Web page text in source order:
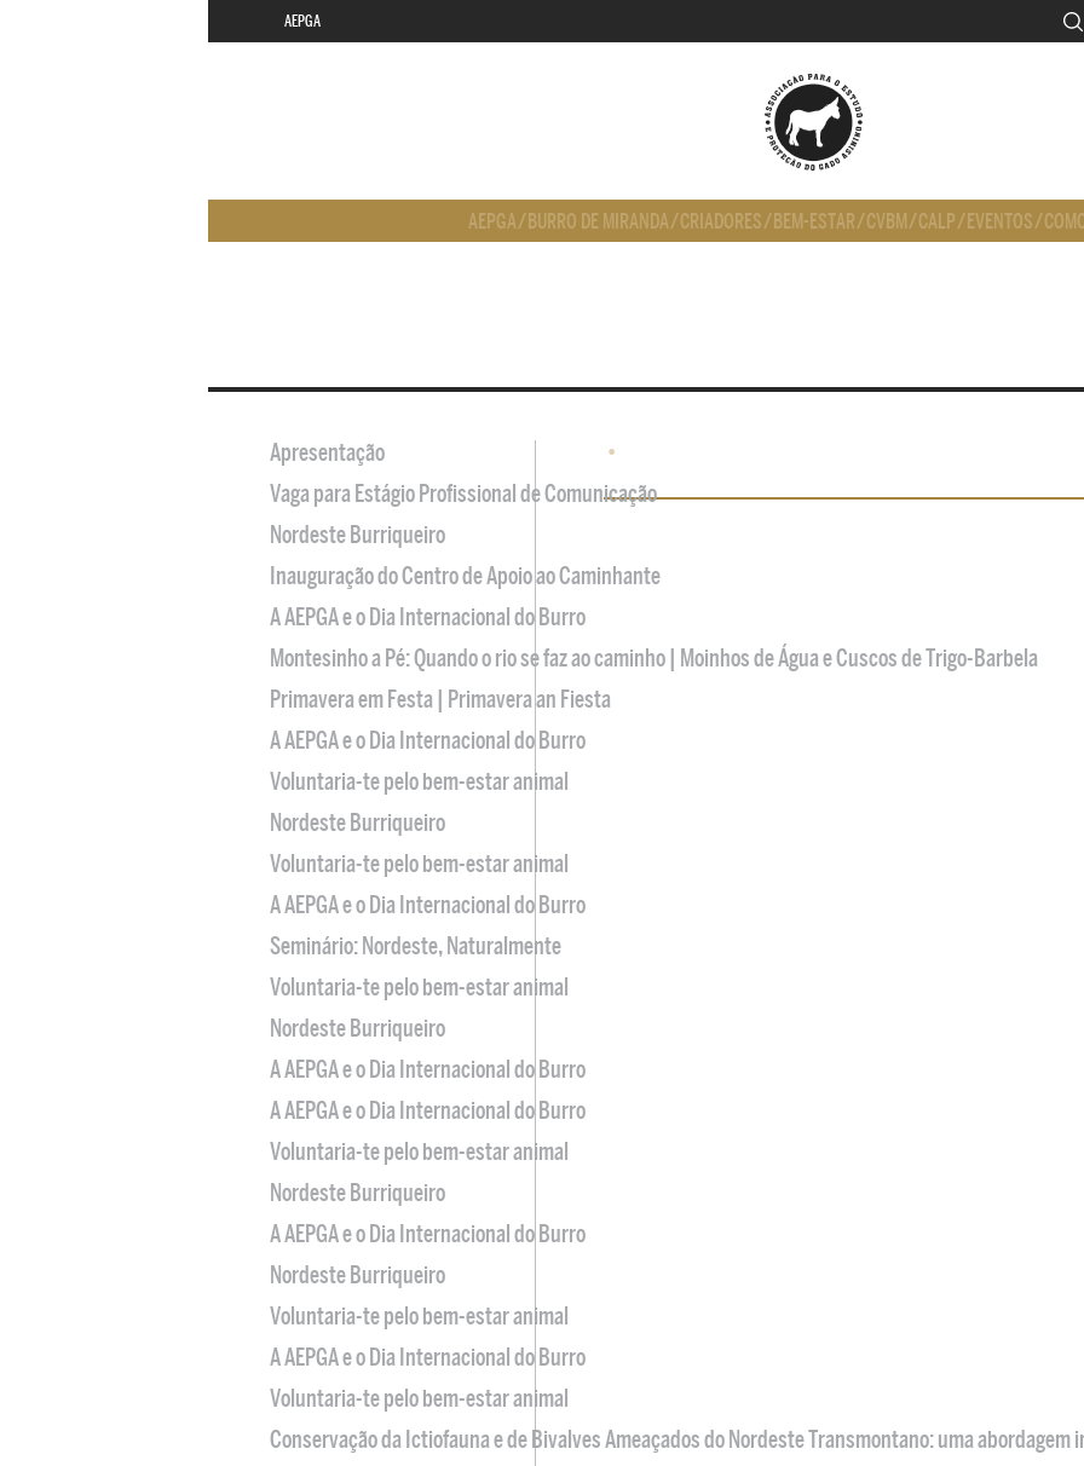
AEPGA
AEPGA/ BURRO DE MIRANDA/CRIADORES/ BEM-ESTAR/CVBM/CALP/ EVENTOS/
•
Apresentação
Vaga para Estágio Profissional de Comunicação
Nordeste Burriqueiro
Inauguração do Centro de Apoio ao Caminhante
A AEPGA e o Dia Internacional do Burro
Montesinho a Pé: Quando o rio se faz ao caminho | Moinhos de Água e Cuscos de Trigo-Barbela
Primavera em Festa | Primavera an Fiesta
A AEPGA e o Dia Internacional do Burro
Voluntaria-te pelo bem-estar animal
Nordeste Burriqueiro
Voluntaria-te pelo bem-estar animal
A AEPGA e o Dia Internacional do Burro
Seminário: Nordeste, Naturalmente
Voluntaria-te pelo bem-estar animal
Nordeste Burriqueiro
A AEPGA e o Dia Internacional do Burro
A AEPGA e o Dia Internacional do Burro
Voluntaria-te pelo bem-estar animal
Nordeste Burriqueiro
A AEPGA e o Dia Internacional do Burro
Nordeste Burriqueiro
Voluntaria-te pelo bem-estar animal
A AEPGA e o Dia Internacional do Burro
Voluntaria-te pelo bem-estar animal
Conservação da Ictiofauna e de Bivalves Ameaçados do Nordeste Transmontano: uma abordagem